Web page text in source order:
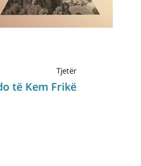
Tjetër
të Kem Frikë